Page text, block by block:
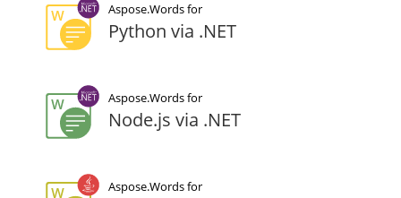
Aspose.Words for
Python via .NET
Aspose.Words for
Node.js via .NET
Aspose.Words for